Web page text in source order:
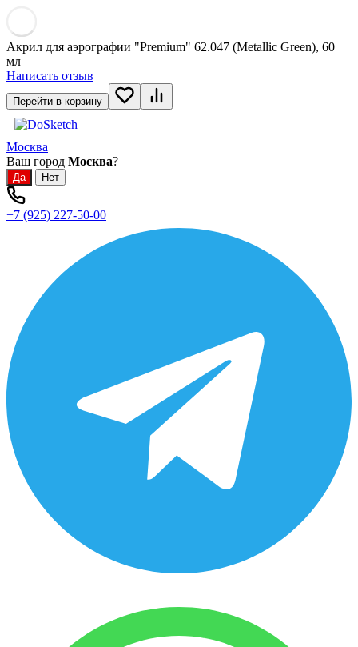
Акрил для аэрографии "Premium" 62.047 (Metallic Green), 60
мл
Написать отзыв
Перейти в корзину
Москва
Ваш город Москва?
+7 (925) 227-50-00